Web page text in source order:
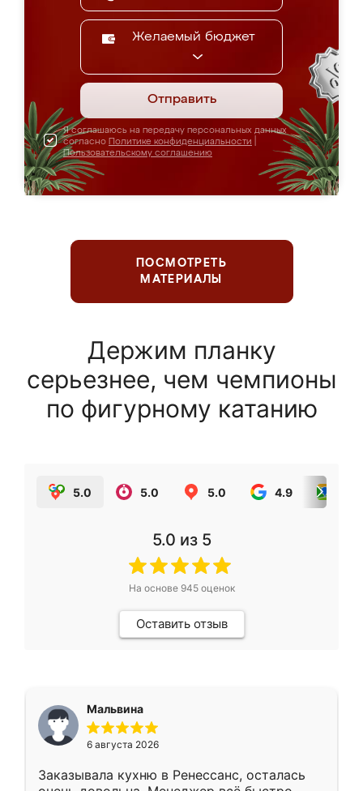
Желаемый бюджет
Отправить
Я соглашаюсь на передачу персональных данных
согласно Политике конфиденциальности
Пользовательскому соглашению
ПОСМОТРЕТЬ
МАТЕРИАЛЫ
Держим планку
серьезнее, чем чемпионы
по фигурному катанию
5.0 5.0 5.0 4.9
5.0 из 5
На основе 945оценок
Оставить отзыв
Мальвина
6 августа 2026
Заказывала кухню в Ренессанс, осталась